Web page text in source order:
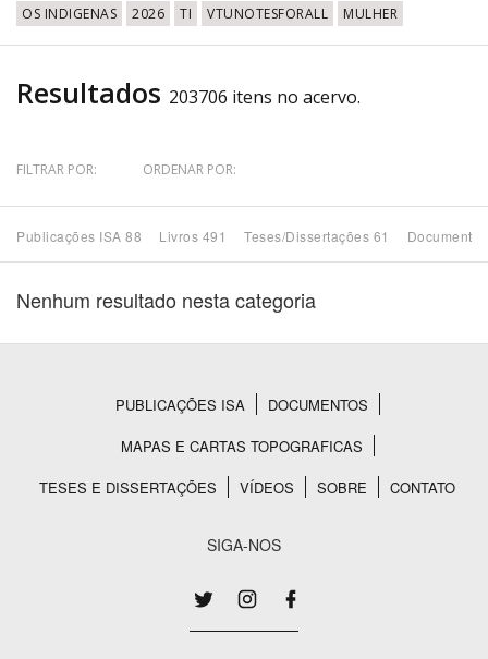
Até
Povo Indígena
OS INDIGENAS 2026 TI VTUNOTESFORALL MULHER
Resultados 203706 itens no acervo.
FILTRAR POR: ORDENAR POR:
Publicações ISA 88 Livros 491 Teses/Dissertações 61
Nenhum resultado nesta categoria
Rodapé
PUBLICAÇÕES ISA
DOCUMENTOS
MAPAS E CARTAS TOPOGRAFICAS
TESES E DISSERTAÇÕES
VÍDEOS SOBRE CONTATO
SIGA-NOS